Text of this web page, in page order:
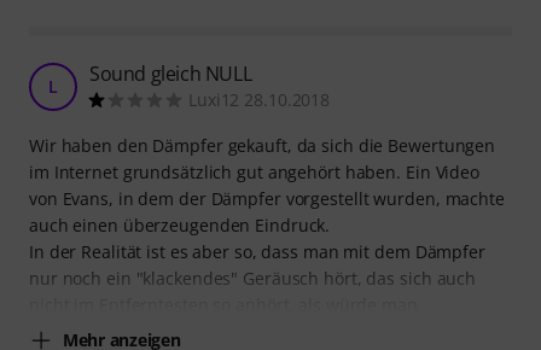
L Sound gleich NULL
Luxi12 28.10.2018
Wir haben den Dämpfer gekauft, da sich die Bewertungen
im Internet grundsätzlich gut angehört haben. Ein Video
von Evans, in dem der Dämpfer vorgestellt wurden, machte
auch einen überzeugenden Eindruck.
In der Realität ist es aber so, dass man mit dem Dämpfer
nur noch ein "klackendes" Geräusch hört, das sich auch
Mehr anzeigen